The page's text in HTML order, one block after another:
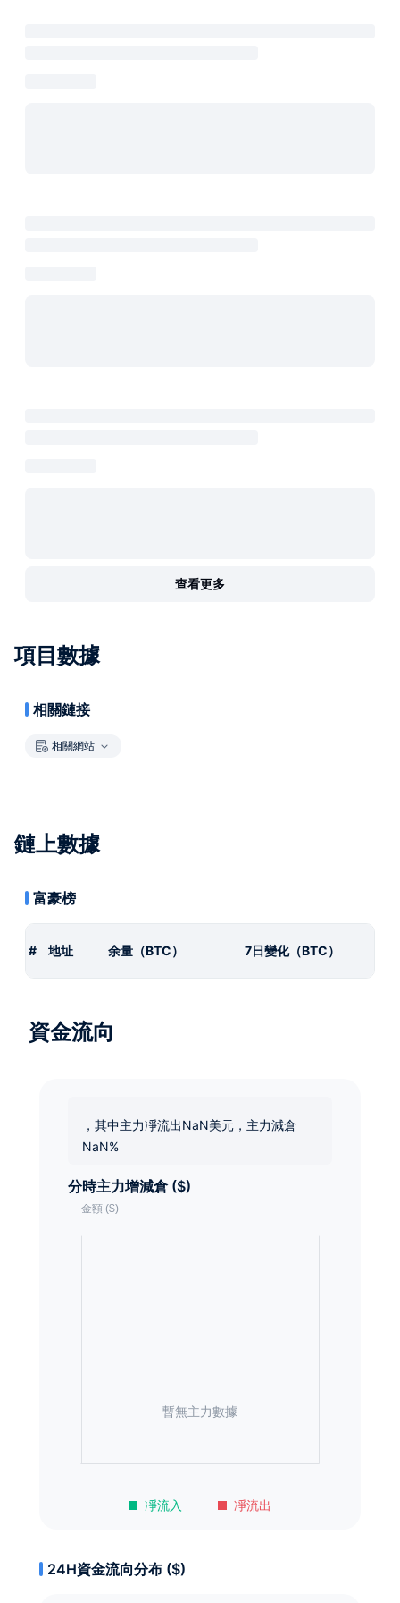
查看更多
項目數據
相關鏈接
相關網站
鏈上數據
富豪榜
# 地址 余量（BTC） 7日變化（BTC）
資金流向
，其中主力凈流出NaN美元，主力減倉
NaN%
分時主力增減倉 ($)
凈流入 凈流出
暫無主力數據
24H資金流向分布 ($)